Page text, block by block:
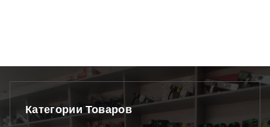
Категории Товаров